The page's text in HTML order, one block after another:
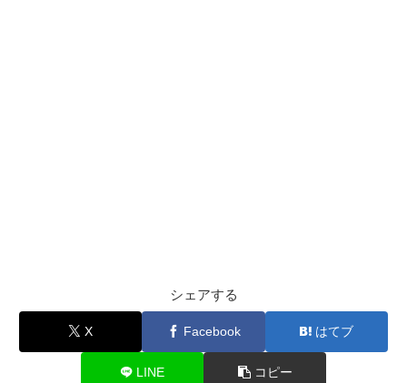
シェアする
X Facebook はてブ
LINE コピー